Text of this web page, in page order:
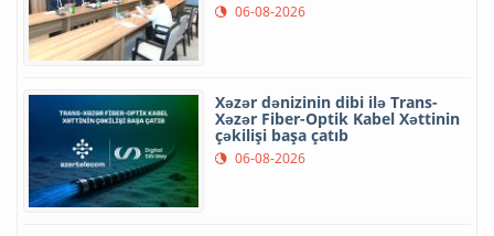
06-08-2026
Xəzər dənizinin dibi ilə Trans-
Xəzər Fiber-Optik Kabel Xəttinin
çəkilişi başa çatıb
06-08-2026